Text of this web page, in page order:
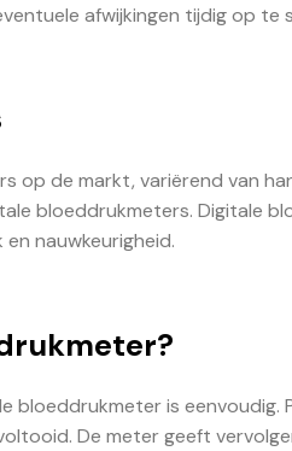
afwijkingen tijdig op te
op de markt, variërend van
bloeddrukmeters. Digitale
nauwkeurigheid.
bloeddrukmeter is eenvoudig.
De meter geeft